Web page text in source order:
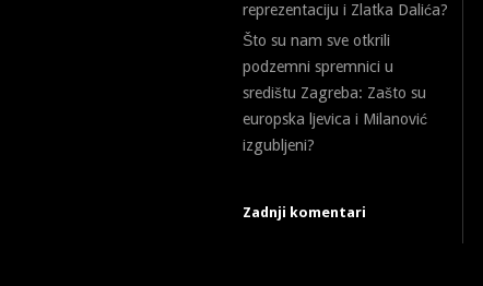
reprezentaciju i Zlatka Dalića?
Što su nam sve otkrili
podzemni spremnici u
središtu Zagreba: Zašto su
europska ljevica i Milanović
izgubljeni?
Zadnji komentari